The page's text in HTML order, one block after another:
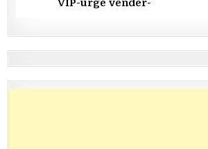
VIP-urge vender-